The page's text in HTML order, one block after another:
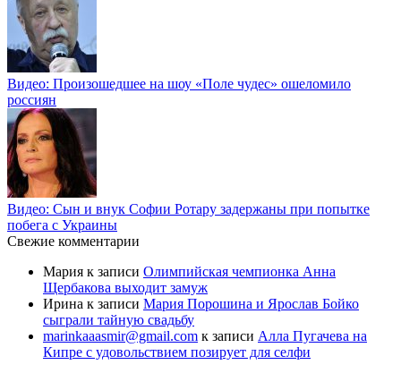
Видео: Произошедшее на шоу «Поле чудес» ошеломило
россиян
Видео: Сын и внук Софии Ротару задержаны при попытке
побега с Украины
Свежие комментарии
Мария к записи Олимпийская чемпионка Анна
Щербакова выходит замуж
Ирина к записи Мария Порошина и Ярослав Бойко
сыграли тайную свадьбу
marinkaaasmir@gmail.com к записи Алла Пугачева на
Кипре с удовольствием позирует для селфи